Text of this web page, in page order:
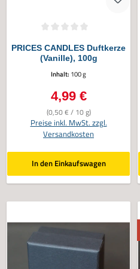
PRICES CANDLES Duftkerze
(Vanille), 100g
Inhalt: 100 g
Regulärer Preis:
4,99 €
(0,50 € / 10 g)
Preise inkl. MwSt. zzgl.
Versandkosten
In den Einkaufswagen